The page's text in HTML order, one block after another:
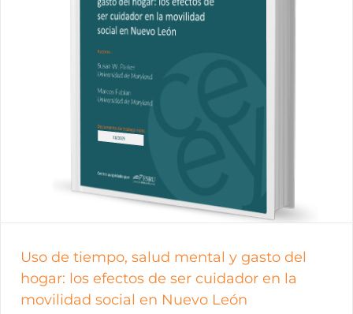
Uso de tiempo, salud mental y gasto del
hogar: los efectos de ser cuidador en la
movilidad social en Nuevo León